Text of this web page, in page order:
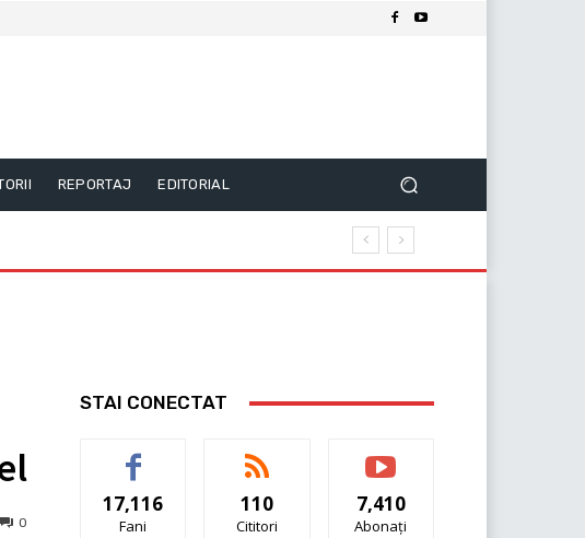
REPORTAJ EDITORIAL
0
STAI CONECTAT
17,116
Fani
110
Cititori
7,410
Abonați